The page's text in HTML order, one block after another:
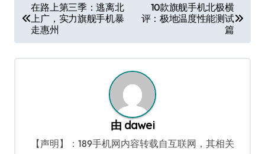
章
导
航
在路上第三季：逃离北
上广，实力旗舰手机暴
走惠州
10款旗舰手机北极横
评：极地温度性能测试
篇
由 dawei
【声明】：189手机网内容转载自互联网，其相关